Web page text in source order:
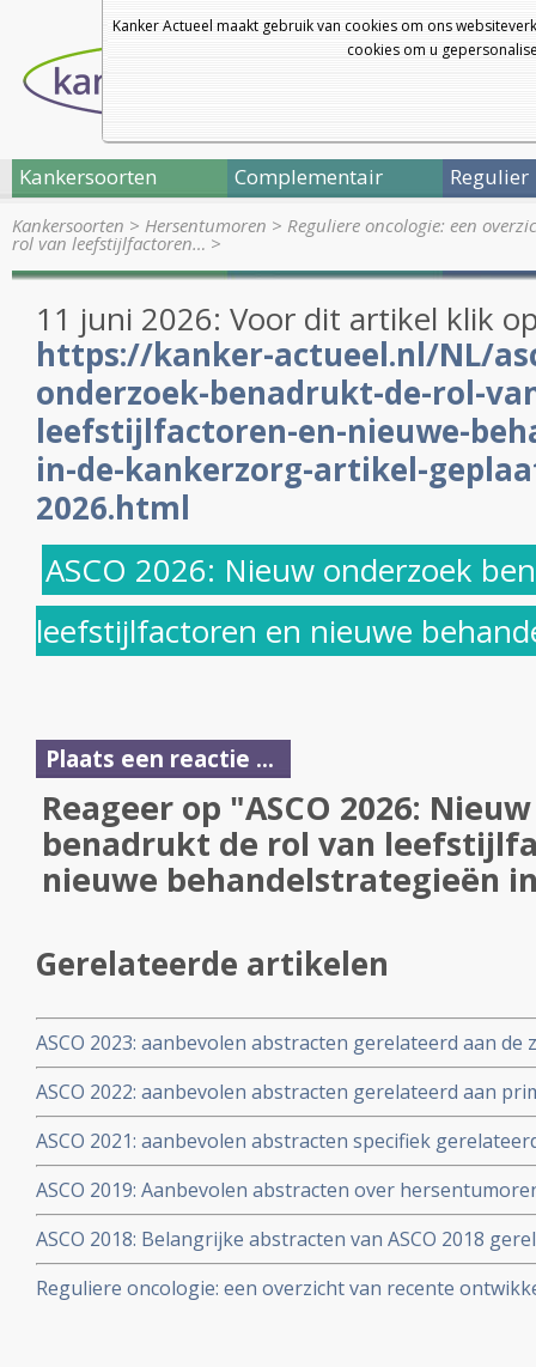
Kanker Actueel maakt gebruik van cookies om ons
cookies om u
Kankersoorten Complementair Regulier
Kankersoorten > Hersentumoren > Reguliere oncologie: een
rol van leefstijlfactoren… >
11 juni 2026: Voor dit artikel klik
https://kanker-actueel.nl/NL/
onderzoek-benadrukt-de-rol-
leefstijlfactoren-en-nieuwe-
in-de-kankerzorg-artikel-
2026.html
ASCO 2026: Nieuw onderzoek
leefstijlfactoren en nieuwe
Plaats een reactie ...
Reageer op "ASCO 2026:
benadrukt de rol van
nieuwe behandelstrategieën
Gerelateerde artikelen
ASCO 2023: aanbevolen abstracten gerelateerd aan
en disease–associated central nervous system (CNS)
en oncologen copy 1
ASCO 2022: aanbevolen abstracten gerelateerd aan
uitgezaaide tumoren vanuit verschillende vormen van
zenuwstelsel
ASCO 2021: aanbevolen abstracten specifiek
ASCO 2019: Aanbevolen abstracten over
ASCO 2019
ASCO 2018: Belangrijke abstracten van ASCO 2018
Reguliere oncologie: een overzicht van recente